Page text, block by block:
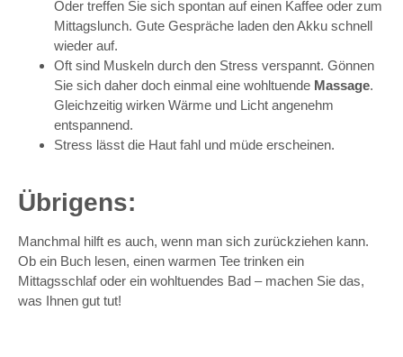
Oder treffen Sie sich spontan auf einen Kaffee oder zum
Mittagslunch. Gute Gespräche laden den Akku schnell
wieder auf.
Oft sind Muskeln durch den Stress verspannt. Gönnen
Sie sich daher doch einmal eine wohltuende Massage.
Gleichzeitig wirken Wärme und Licht angenehm
entspannend.
Stress lässt die Haut fahl und müde erscheinen.
Übrigens:
Manchmal hilft es auch, wenn man sich zurückziehen kann.
Ob ein Buch lesen, einen warmen Tee trinken ein
Mittagsschlaf oder ein wohltuendes Bad – machen Sie das,
was Ihnen gut tut!